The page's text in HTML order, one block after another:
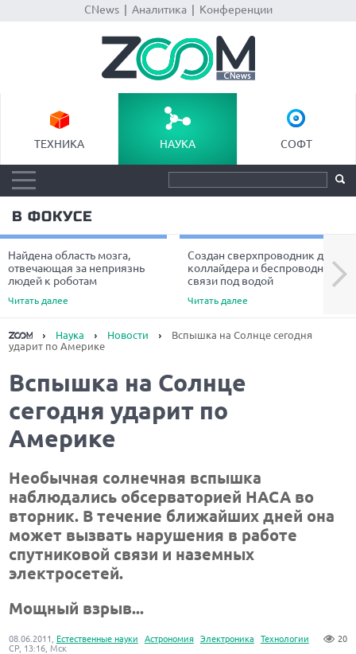
CNews| Аналитика| Конференции
ТЕХНИКА НАУКА СОФТ
В ФОКУСЕ
Найдена область мозга,
отвечающая за неприязнь
людей к роботам
Читать далее
Создан сверхпроводник для
коллайдера и беспроводной
связи под водой
Читать далее
Next
Наука Новости
Вспышка на Солнце сегодня
ударит по Америке
Вспышка на Солнце
сегодня ударит по
Америке
Необычная солнечная вспышка
наблюдались обсерваторией НАСА во
вторник. В течение ближайших дней она
может вызвать нарушения в работе
спутниковой связи и наземных
электросетей.
Мощный взрыв...
Естественные науки Астрономия Электроника Технологии 20
08.06.2011,
СР, 13:16, Мск